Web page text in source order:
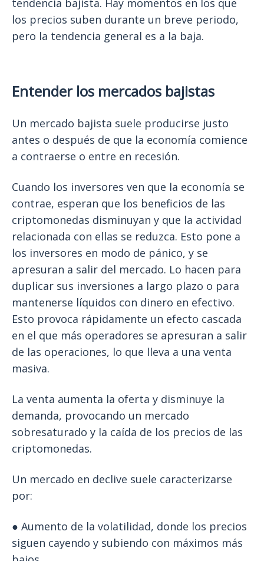
los precios suben durante un breve periodo,
pero la tendencia general es a la baja.
Entender los mercados bajistas
Un mercado bajista suele producirse justo
antes o después de que la economía comience
a contraerse o entre en recesión.
Cuando los inversores ven que la economía se
contrae, esperan que los beneficios de las
criptomonedas disminuyan y que la actividad
relacionada con ellas se reduzca. Esto pone a
los inversores en modo de pánico, y se
apresuran a salir del mercado. Lo hacen para
duplicar sus inversiones a largo plazo o para
mantenerse líquidos con dinero en efectivo.
Esto provoca rápidamente un efecto cascada
en el que más operadores se apresuran a salir
de las operaciones, lo que lleva a una venta
masiva.
La venta aumenta la oferta y disminuye la
demanda, provocando un mercado
sobresaturado y la caída de los precios de las
criptomonedas.
Un mercado en declive suele caracterizarse
por:
● Aumento de la volatilidad, donde los precios
siguen cayendo y subiendo con máximos más